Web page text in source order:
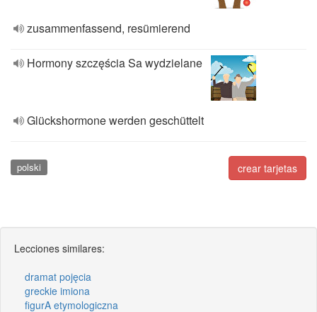
zusammenfassend, resümierend
Hormony szczęścia Sa wydzielane
Glückshormone werden geschüttelt
crear tarjetas
polski
Lecciones similares:
dramat pojęcia
greckie imiona
figurA etymologiczna